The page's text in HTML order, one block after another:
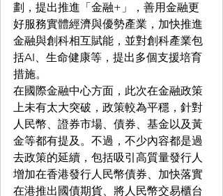
劃，提出推進「金融+」，善用金融更
好服務實體經濟與優勢產業，加快推進
金融與創科相互賦能，並對創科產業包
括AI、生命健康等，提出多個支援培育
措施。
在國際金融中心方面，此次在金融政策
上未有太大突破，政策較為平穩，針對
人民幣、證券市場、債券、基金以及黃
金等都有提及。不過，不少內容都是過
去政策的延續，包括吸引高質量發行人
增加在香港發行人民幣債券、加快落實
在港推出國債期貨、將人民幣交易櫃台